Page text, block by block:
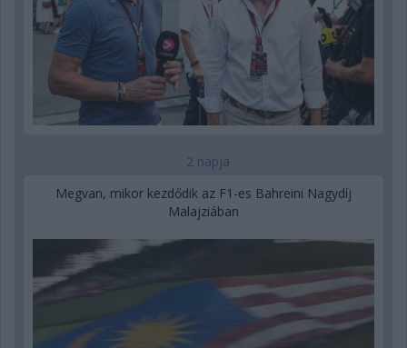
2 napja
Megvan, mikor kezdődik az F1-es Bahreini Nagydíj
Malajziában